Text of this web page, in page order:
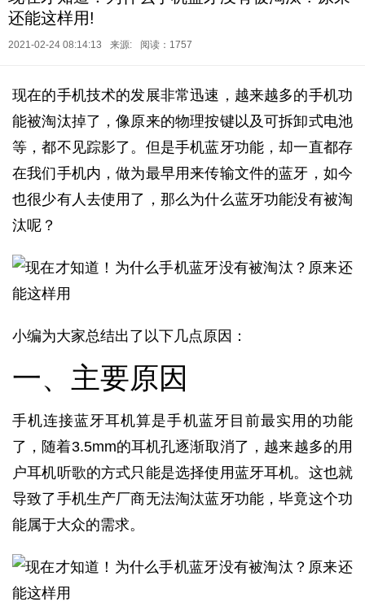
还能这样用!
2021-02-24 08:14:13 来源: 阅读：1757
现在的手机技术的发展非常迅速，越来越多的手机功
能被淘汰掉了，像原来的物理按键以及可拆卸式电池
等，都不见踪影了。但是手机蓝牙功能，却一直都存
在我们手机内，做为最早用来传输文件的蓝牙，如今
也很少有人去使用了，那么为什么蓝牙功能没有被淘
汰呢？
小编为大家总结出了以下几点原因：
一、主要原因
手机连接蓝牙耳机算是手机蓝牙目前最实用的功能
了，随着3.5mm的耳机孔逐渐取消了，越来越多的用
户耳机听歌的方式只能是选择使用蓝牙耳机。这也就
导致了手机生产厂商无法淘汰蓝牙功能，毕竟这个功
能属于大众的需求。